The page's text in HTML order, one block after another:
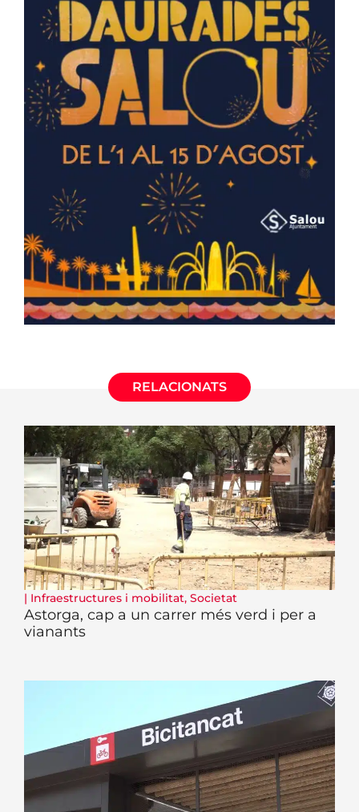
RELACIONATS
| Infraestructures i mobilitat, Societat
Astorga, cap a un carrer més verd i per a
vianants